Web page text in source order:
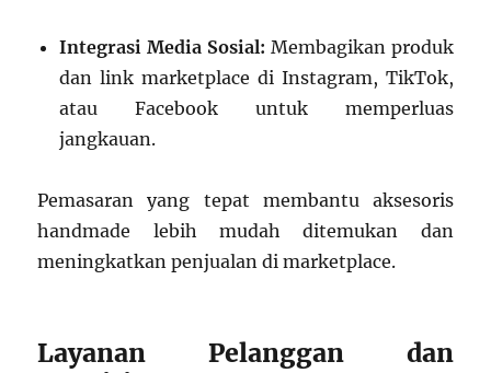
Integrasi Media Sosial: Membagikan produk
dan link marketplace di Instagram, TikTok,
atau Facebook untuk memperluas
jangkauan.
Pemasaran yang tepat membantu aksesoris
handmade lebih mudah ditemukan dan
meningkatkan penjualan di marketplace.
Layanan Pelanggan dan